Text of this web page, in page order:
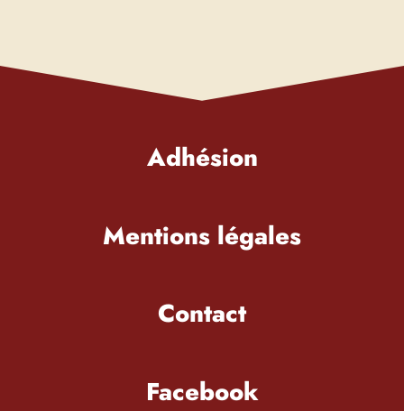
Adhésion
Mentions légales
Contact
Facebook